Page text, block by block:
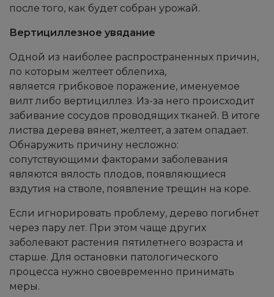
после того, как будет собран урожай.
Вертициллезное увядание
Одной из наиболее распространенных причин,
по которым желтеет облепиха,
является грибковое поражение, именуемое
вилт либо вертициллез. Из-за него происходит
забивание сосудов проводящих тканей. В итоге
листва дерева вянет, желтеет, а затем опадает.
Обнаружить причину несложно:
сопутствующими факторами заболевания
являются вялость плодов, появляющиеся
вздутия на стволе, появление трещин на коре.
Если игнорировать проблему, дерево погибнет
через пару лет. При этом чаще других
заболевают растения пятилетнего возраста и
старше. Для остановки патологического
процесса нужно своевременно принимать
меры.